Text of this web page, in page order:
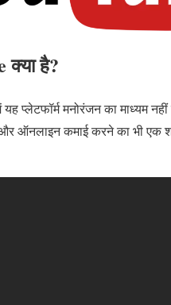
क्या है?
प्लेटफॉर्म मनोरंजन का माध्यम
ऑनलाइन कमाई करने का भी एक